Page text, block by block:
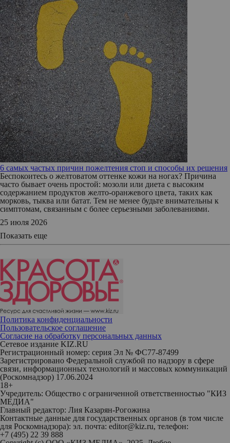
6 самых частых причин пожелтения стоп и способы их решения
Беспокоитесь о желтоватом оттенке кожи на ногах? Причина
часто бывает очень простой: мозоли или диета с высоким
содержанием продуктов желто-оранжевого цвета, таких как
морковь, тыква или батат. Тем не менее будьте внимательны к
симптомам, связанным с более серьезными заболеваниями.
25 июля 2026
Показать еще
Политика конфиденциальности
Пользовательское соглашение
Согласие на обработку персональных данных
Сетевое издание KIZ.RU
Регистрационный номер: серия Эл № ФС77-87499
Зарегистрировано Федеральной службой по надзору в сфере
связи, информационных технологий и массовых коммуникаций
(Роскомнадзор) 17.06.2024
18+
Учредитель: Общество с ограниченной ответственностью "КИЗ
МЕДИА"
Главный редактор: Лия Казарян-Рогожина
Контактные данные для государственных органов (в том числе
для Роскомнадзора): эл. почта: editor@kiz.ru, телефон:
+7 (495) 22 39 888